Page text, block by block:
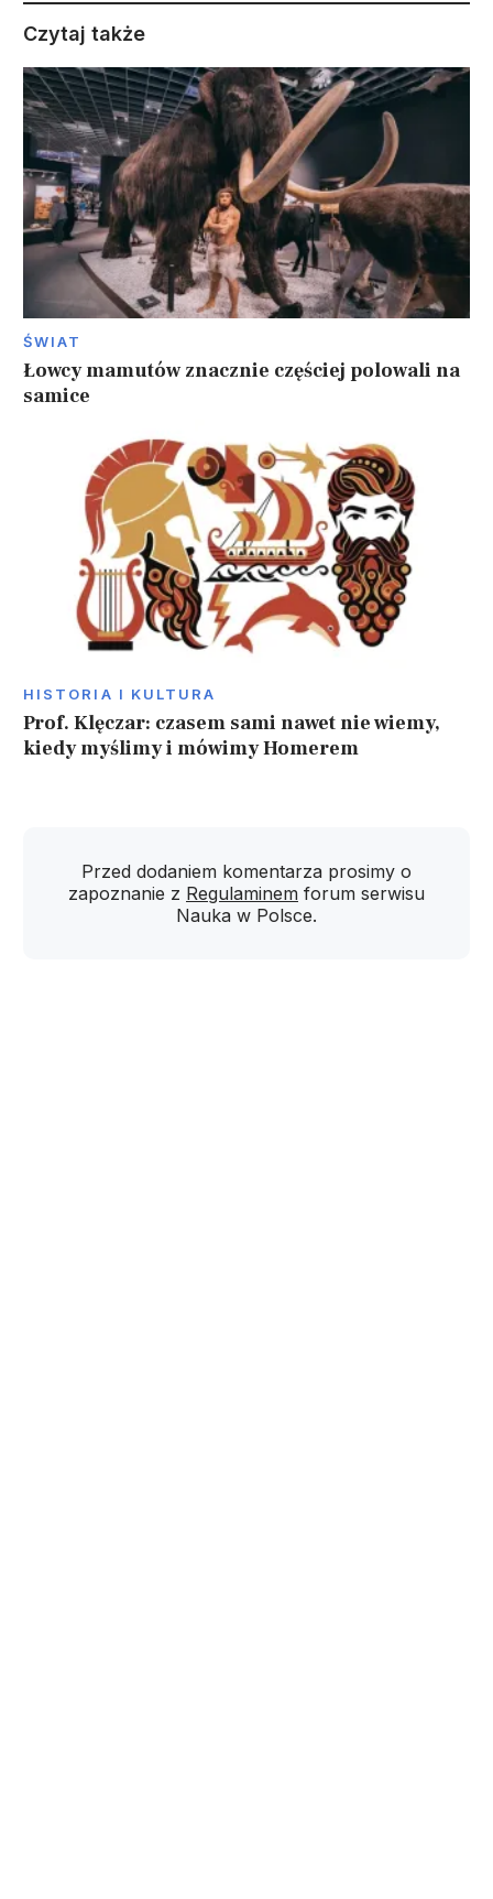
Czytaj także
ŚWIAT
Łowcy mamutów znacznie częściej polowali na
samice
HISTORIA I KULTURA
Prof. Klęczar: czasem sami nawet nie wiemy,
kiedy myślimy i mówimy Homerem
Przed dodaniem komentarza prosimy o
zapoznanie z Regulaminem forum serwisu
Nauka w Polsce.